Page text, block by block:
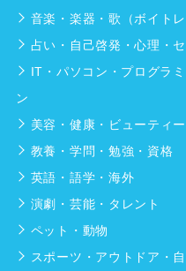
音楽・楽器・歌（ボイト
占い・自己啓発・心理・
IT・パソコン・プログラ
ン
美容・健康・ビューティ
教養・学問・勉強・資格
英語・語学・海外
演劇・芸能・タレント
ペット・動物
スポーツ・アウトドア・